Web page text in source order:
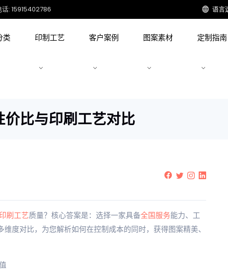
: 15915402786 语言
类 印制工艺 客户案例 图案素材 定制指南
比与印刷工艺对比
印刷工艺质量？核心答案是：选择一家具备全国服务能力、工
度对比，为您解析如何在控制成本的同时，获得图案精美、